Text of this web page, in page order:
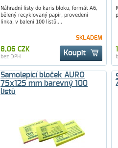
Náhradní listy do karis bloku, formát A6,
bělený recyklovaný papír, provedení
linka, v balení 100 listů....
Koupit
SKLADEM
8,06 CZK
bez DPH
Samolepící bloček AURO
75x125 mm barevný 100
listů